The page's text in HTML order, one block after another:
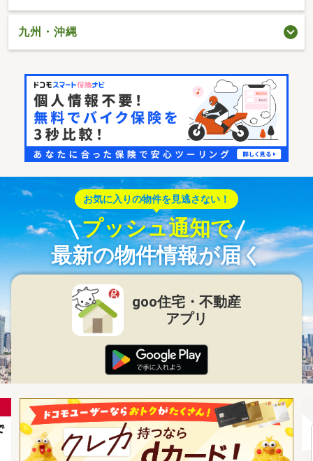
九州・沖縄
お気に入りの物件を見逃さない！
プッシュ通知で
最新の物件情報が届く
goo住宅・不動産
アプリ